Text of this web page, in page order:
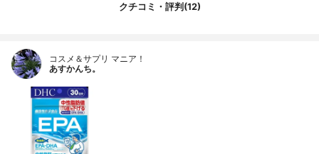
クチコミ・評判(12)
コスメ＆サプリ マニア！
あすかんち。